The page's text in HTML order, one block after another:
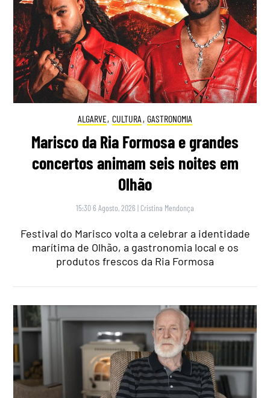
ALGARVE, CULTURA , GASTRONOMIA
Marisco da Ria Formosa e grandes
concertos animam seis noites em
Olhão
15:30 6 Agosto, 2026 | Cristina Mendonça
Festival do Marisco volta a celebrar a identidade
marítima de Olhão, a gastronomia local e os
produtos frescos da Ria Formosa